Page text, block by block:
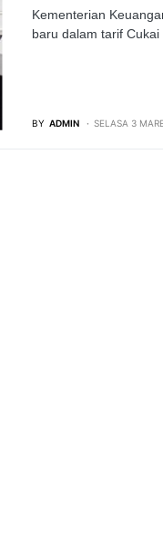
Kementerian
baru dalam tarif Cukai
BY ADMIN SELASA 3